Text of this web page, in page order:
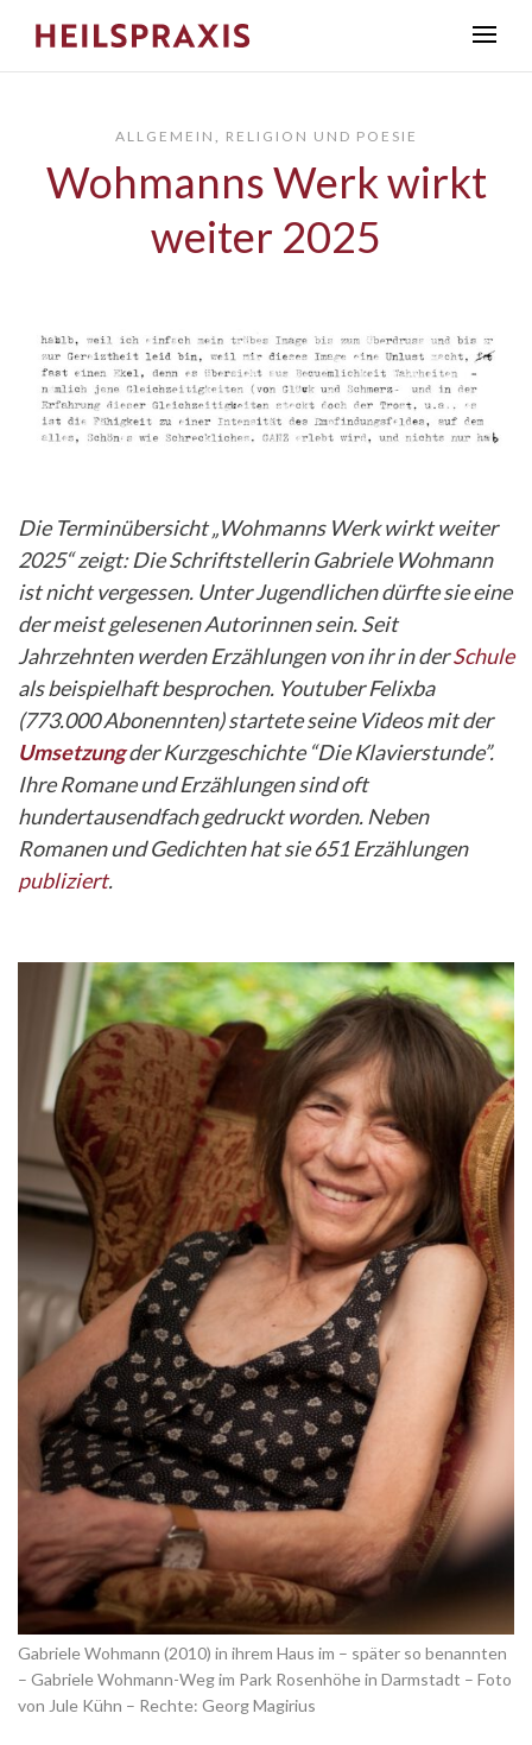
ALLGEMEIN , RELIGION UND POESIE
Wohmanns Werk wirkt
weiter 2025
Die Terminübersicht „Wohmanns Werk wirkt weiter
2025“ zeigt: Die Schriftstellerin Gabriele Wohmann
ist nicht vergessen. Unter Jugendlichen dürfte sie eine
der meist gelesenen Autorinnen sein. Seit
Jahrzehnten werden Erzählungen von ihr in derSchule
als beispielhaft besprochen. Youtuber Felixba
(773.000 Abonennten) startete seine Videos mit der
Umsetzungder Kurzgeschichte “Die Klavierstunde”.
Ihre Romane und Erzählungen sind oft
hundertausendfach gedruckt worden. Neben
Romanen und Gedichten hat sie 651 Erzählungen
publiziert.
Gabriele Wohmann (2010) in ihrem Haus im – später so benannten
– Gabriele Wohmann-Weg im Park Rosenhöhe in Darmstadt – Foto
von Jule Kühn – Rechte: Georg Magirius